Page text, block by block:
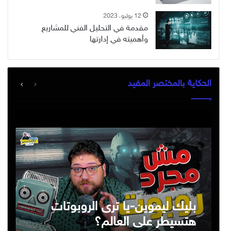
12 يوليو، 2023
مقدمة في التحليل الفني للمشاريع
وأهميته في إدارتها
الحكاية بالمختصر المفيد
الصفحة
بليك ليموين-يا ترى الروبوتات
هتسيطر على العالم؟